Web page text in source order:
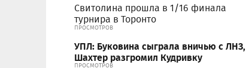
Свитолина прошла в 1/16 финала
турнира в Торонто
ПРОСМОТРОВ
УПЛ: Буковина сыграла вничью с ЛНЗ,
Шахтер разгромил Кудривку
ПРОСМОТРОВ